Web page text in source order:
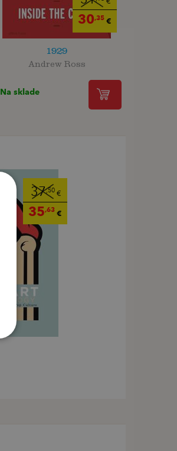
€
30,35€
1929
Andrew Ross
Na sklade
37,50€
35,63€